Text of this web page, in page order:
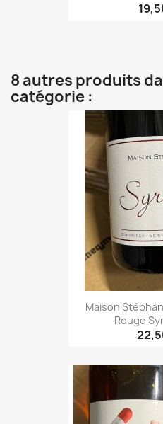
8 autres produits
catégorie :
Maison
Rouge